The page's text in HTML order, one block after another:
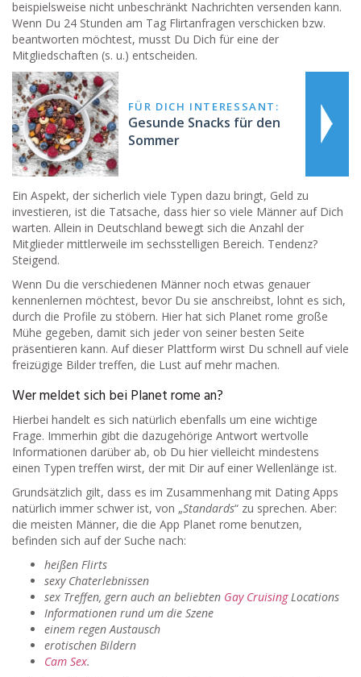
beispielsweise nicht unbeschränkt Nachrichten versenden kann.
Wenn Du 24 Stunden am Tag Flirtanfragen verschicken bzw.
beantworten möchtest, musst Du Dich für eine der
Mitgliedschaften (s. u.) entscheiden.
FÜR DICH INTERESSANT:
Gesunde Snacks für den
Sommer
Ein Aspekt, der sicherlich viele Typen dazu bringt, Geld zu
investieren, ist die Tatsache, dass hier so viele Männer auf Dich
warten. Allein in Deutschland bewegt sich die Anzahl der
Mitglieder mittlerweile im sechsstelligen Bereich. Tendenz?
Steigend.
Wenn Du die verschiedenen Männer noch etwas genauer
kennenlernen möchtest, bevor Du sie anschreibst, lohnt es sich,
durch die Profile zu stöbern. Hier hat sich Planet rome große
Mühe gegeben, damit sich jeder von seiner besten Seite
präsentieren kann. Auf dieser Plattform wirst Du schnell auf viele
freizügige Bilder treffen, die Lust auf mehr machen.
Wer meldet sich bei Planet rome an?
Hierbei handelt es sich natürlich ebenfalls um eine wichtige
Frage. Immerhin gibt die dazugehörige Antwort wertvolle
Informationen darüber ab, ob Du hier vielleicht mindestens
einen Typen treffen wirst, der mit Dir auf einer Wellenlänge ist.
Grundsätzlich gilt, dass es im Zusammenhang mit Dating Apps
natürlich immer schwer ist, von „Standards“ zu sprechen. Aber:
die meisten Männer, die die App Planet rome benutzen,
befinden sich auf der Suche nach:
heißen Flirts
sexy Chaterlebnissen
sex Treffen, gern auch an beliebten Gay CruisingLocations
Informationen rund um die Szene
einem regen Austausch
erotischen Bildern
Cam Sex.